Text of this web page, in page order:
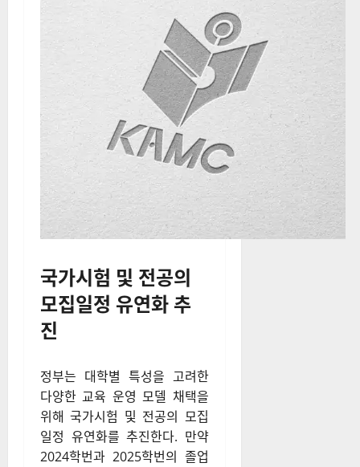
국가시험 및 전공의
모집일정 유연화 추
진
정부는 대학별 특성을 고려한
다양한 교육 운영 모델 채택을
위해 국가시험 및 전공의 모집
일정 유연화를 추진한다. 만약
2024학번과 2025학번의 졸업